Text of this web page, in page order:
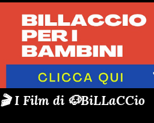
🎬 I Film di 🐶BiLLaCCio